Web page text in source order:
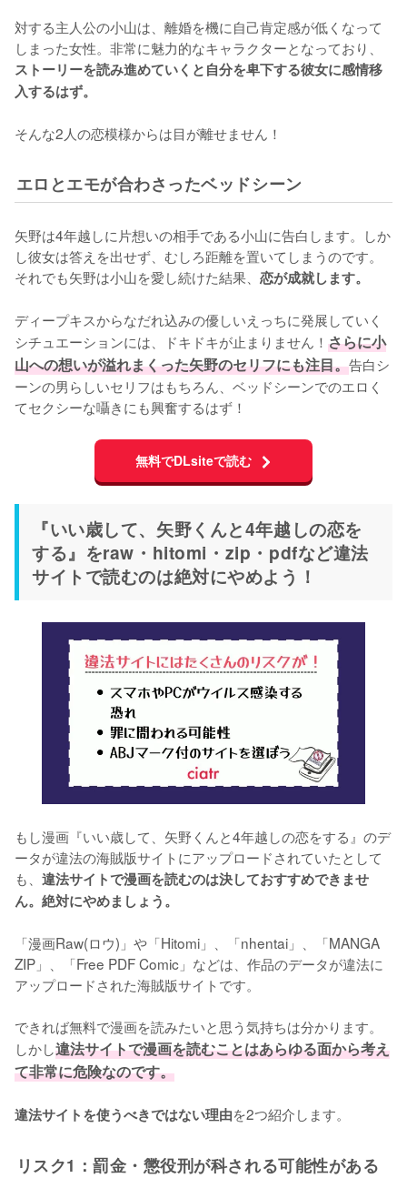
対する主人公の小山は、離婚を機に自己肯定感が低くなって
しまった女性。非常に魅力的なキャラクターとなっており、
ストーリーを読み進めていくと自分を卑下する彼女に感情移
入するはず。
そんな2人の恋模様からは目が離せません！
エロとエモが合わさったベッドシーン
矢野は4年越しに片想いの相手である小山に告白します。しか
し彼女は答えを出せず、むしろ距離を置いてしまうのです。
それでも矢野は小山を愛し続けた結果、 恋が成就します。
ディープキスからなだれ込みの優しいえっちに発展していく
シチュエーションには、ドキドキが止まりません！ さらに小
山への想いが溢れまくった矢野のセリフにも注目。告白シ
ーンの男らしいセリフはもちろん、ベッドシーンでのエロく
てセクシーな囁きにも興奮するはず！
無料でDLsiteで読む
『いい歳して、矢野くんと4年越しの恋を
する』をraw・hitomi・zip・pdfなど違法
サイトで読むのは絶対にやめよう！
もし漫画『いい歳して、矢野くんと4年越しの恋をする』のデ
ータが違法の海賊版サイトにアップロードされていたとして
も、 違法サイトで漫画を読むのは決しておすすめできませ
ん。絶対にやめましょう。
「漫画Raw(ロウ)」や「Hitomi」、「nhentai」、「MANGA
ZIP」、「Free PDF Comic」などは、作品のデータが違法に
アップロードされた海賊版サイトです。
できれば無料で漫画を読みたいと思う気持ちは分かります。
しかし違法サイトで漫画を読むことはあらゆる面から考え
て非常に危険なのです。
違法サイトを使うべきではない理由を2つ紹介します。
リスク1：罰金・懲役刑が科される可能性がある